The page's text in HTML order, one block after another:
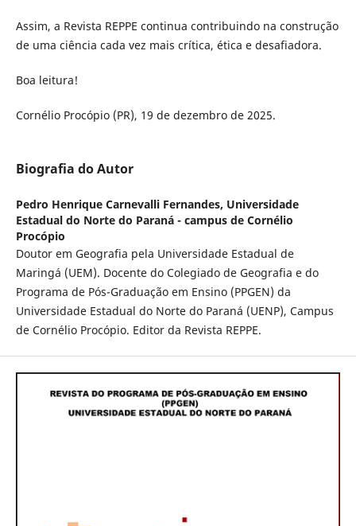
Assim, a Revista REPPE continua contribuindo na construção
de uma ciência cada vez mais crítica, ética e desafiadora.
Boa leitura!
Cornélio Procópio (PR), 19 de dezembro de 2025.
Biografia do Autor
Pedro Henrique Carnevalli Fernandes, Universidade
Estadual do Norte do Paraná - campus de Cornélio
Procópio
Doutor em Geografia pela Universidade Estadual de
Maringá (UEM). Docente do Colegiado de Geografia e do
Programa de Pós-Graduação em Ensino (PPGEN) da
Universidade Estadual do Norte do Paraná (UENP), Campus
de Cornélio Procópio. Editor da Revista REPPE.